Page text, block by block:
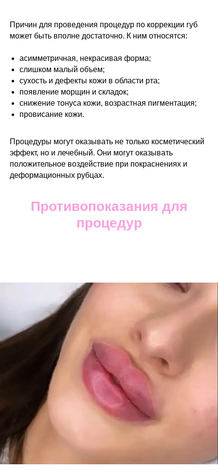
Причин для проведения процедур по коррекции губ
может быть вполне достаточно. К ним относятся:
асимметричная, некрасивая форма;
слишком малый объем;
сухость и дефекты кожи в области рта;
появление морщин и складок;
снижение тонуса кожи, возрастная пигментация;
провисание кожи.
Процедуры могут оказывать не только косметический
эффект, но и лечебный. Они могут оказывать
положительное воздействие при покраснениях и
деформационных рубцах.
Противопоказания для
процедур